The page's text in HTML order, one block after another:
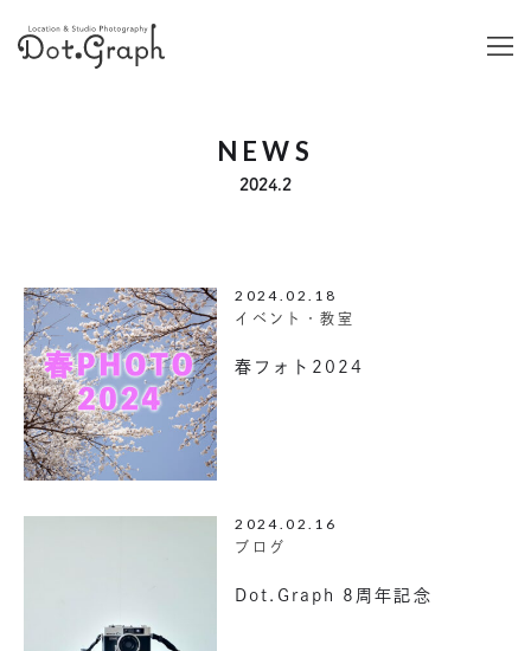
NEWS
2024.2
2024.02.18
イベント・教室
春フォト2024
2024.02.16
ブログ
Dot.Graph 8周年記念